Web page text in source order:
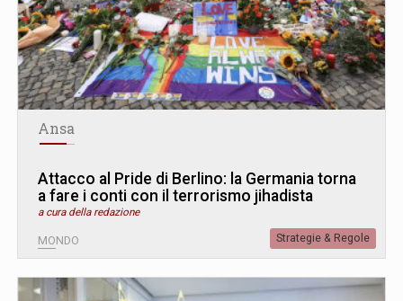
Ansa
Attacco al Pride di Berlino: la Germania torna
a fare i conti con il terrorismo jihadista
a cura della redazione
MONDO Strategie & Regole